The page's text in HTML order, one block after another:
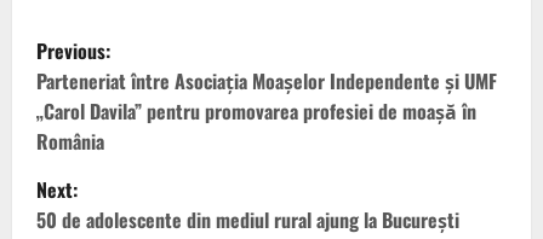
P
o
s
t
Previous:
Parteneriat între Asociația Moașelor Independente și UMF
„Carol Davila” pentru promovarea profesiei de moașă în
România
Next:
50 de adolescente din mediul rural ajung la București